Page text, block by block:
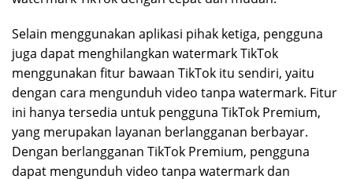
Selain menggunakan aplikasi pihak ketiga, pengguna
juga dapat menghilangkan watermark TikTok
menggunakan fitur bawaan TikTok itu sendiri, yaitu
dengan cara mengunduh video tanpa watermark. Fitur
ini hanya tersedia untuk pengguna TikTok Premium,
yang merupakan layanan berlangganan berbayar.
Dengan berlangganan TikTok Premium, pengguna
dapat mengunduh video tanpa watermark dan